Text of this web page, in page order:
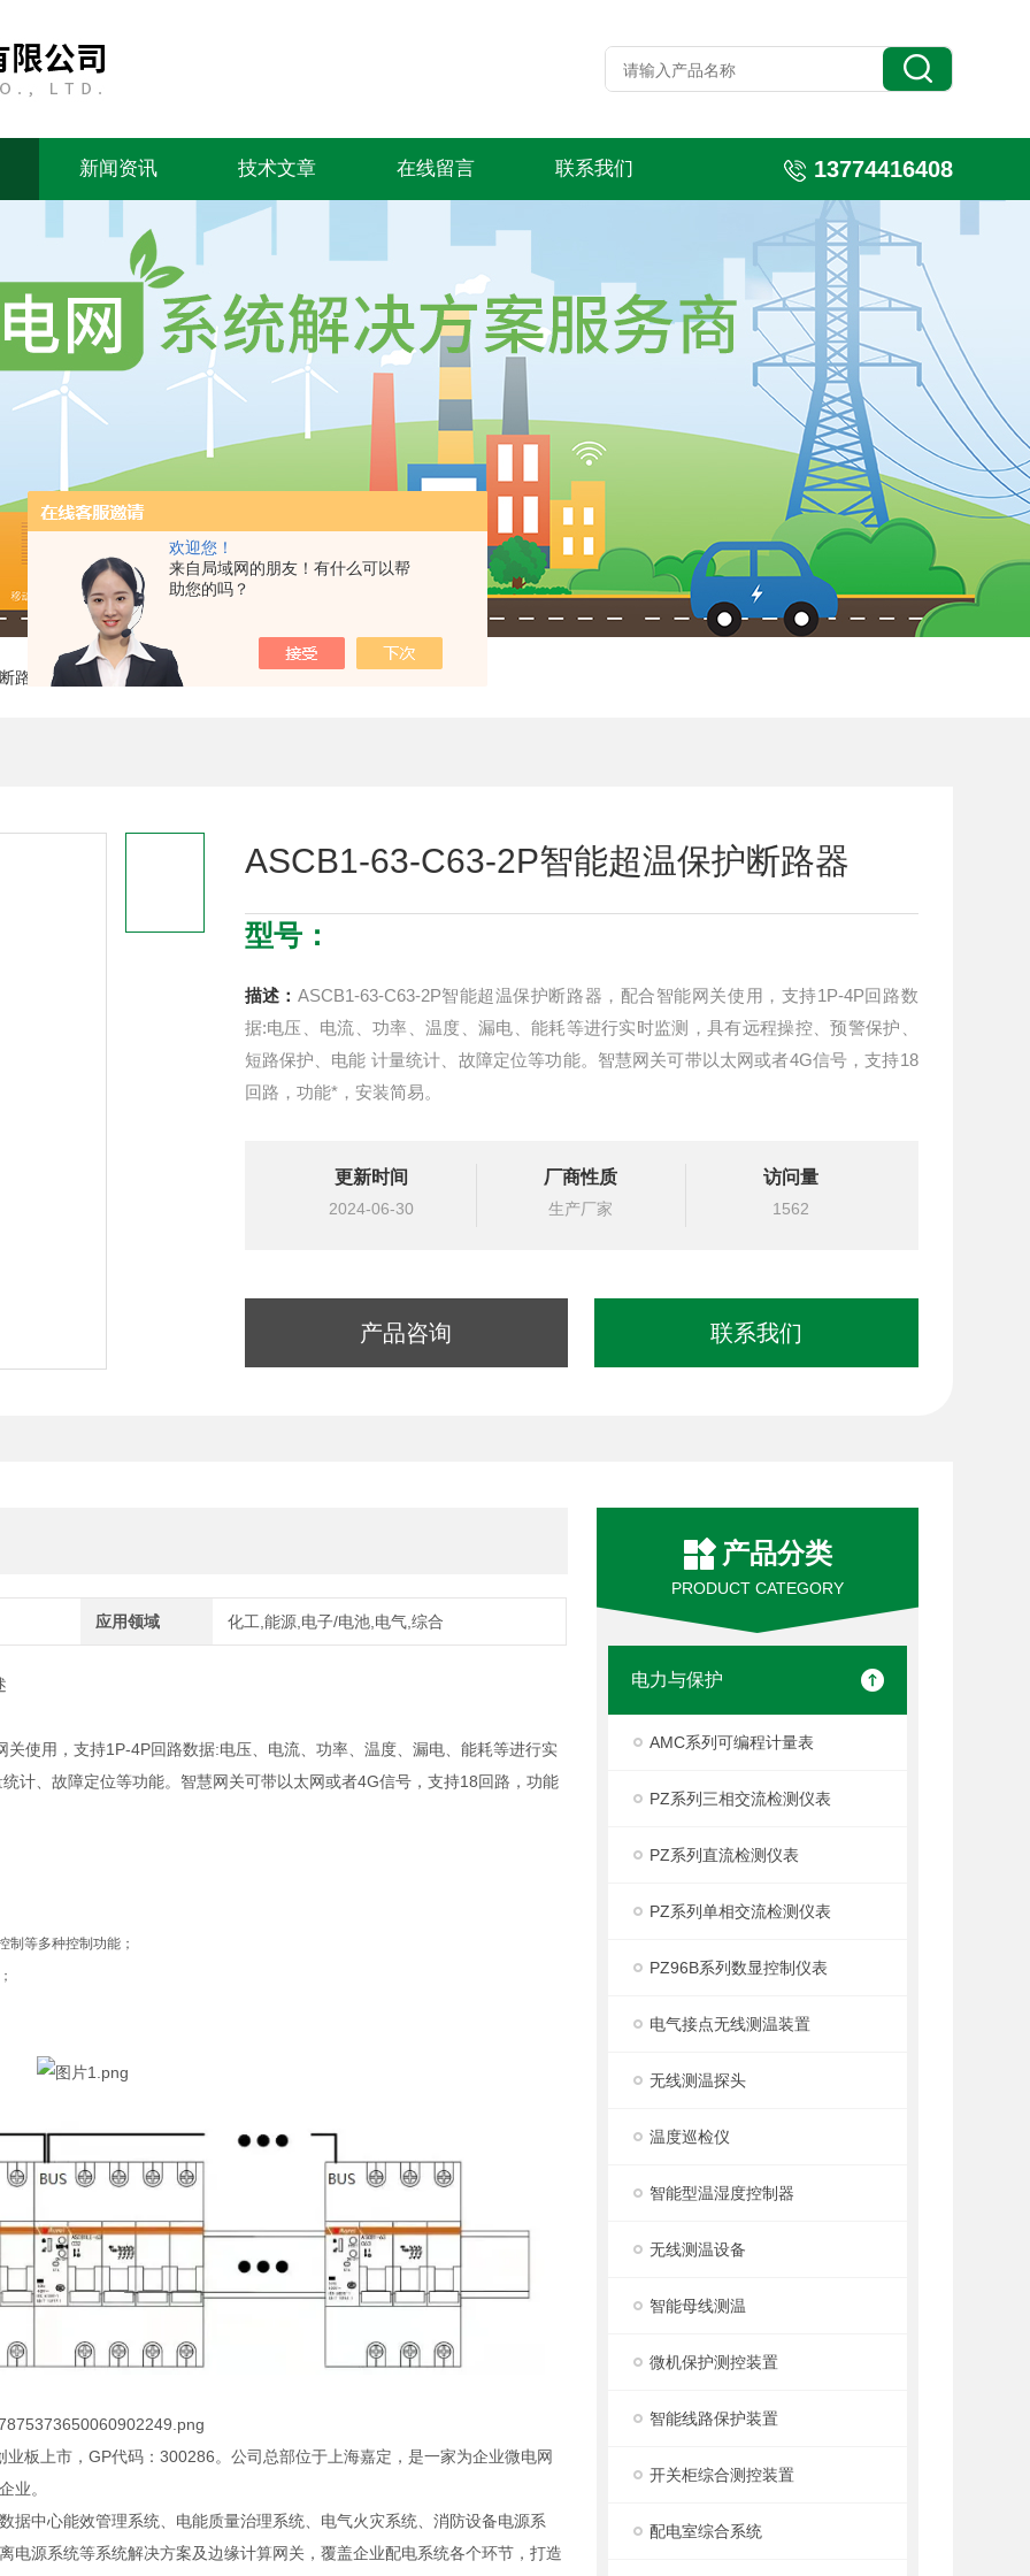
欢迎您！
来自局域网的朋友！有什么可以帮
助您的吗？
新闻资讯 技术文章 在线留言 联系我们 13774416408
路器 > ASCB1-63-C63-2P智能超温保护断路器
ASCB1-63-C63-2P智能超温保护断路器
型号：
描述： ASCB1-63-C63-2P智能超温保护断路器，配合智能网关使用，支持1P-4P回路数
据:电压、电流、功率、温度、漏电、能耗等进行实时监测，具有远程操控、预警保护、
短路保护、电能 计量统计、故障定位等功能。智慧网关可带以太网或者4G信号，支持18
回路，功能*，安装简易。
更新时间
2024-06-30
厂商性质
生产厂家
访问量
1562
产品咨询 联系我们
产品分类
PRODUCT CATEGORY
电力与保护
AMC系列可编程计量表
PZ系列三相交流检测仪表
PZ系列直流检测仪表
PZ系列单相交流检测仪表
PZ96B系列数显控制仪表
电气接点无线测温装置
无线测温探头
温度巡检仪
智能型温湿度控制器
无线测温设备
智能母线测温
微机保护测控装置
智能线路保护装置
开关柜综合测控装置
配电室综合系统
应用领域 化工,能源,电子/电池,电气,综合
关使用，支持1P-4P回路数据:电压、电流、功率、温度、漏电、能耗等进行实
计、故障定位等功能。智慧网关可带以太网或者4G信号，支持18回路，功能
制等多种控制功能；
；
板上市，GP代码：300286。公司总部位于上海嘉定，是一家为企业微电网
业。
据中心能效管理系统、电能质量治理系统、电气火灾系统、消防设备电源系
电源系统等系统解决方案及边缘计算网关，覆盖企业配电系统各个环节，打造